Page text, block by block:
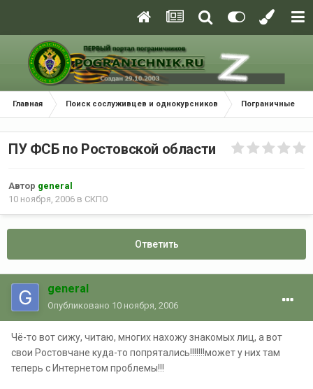
Главная Поиск сослуживцев и однокурсников Пограничные
ПУ ФСБ по Ростовской области
Автор general
10 ноября, 2006 в СКПО
Ответить
general
Опубликовано 10 ноября, 2006
Чё-то вот сижу, читаю, многих нахожу знакомых лиц, а вот
свои Ростовчане куда-то попрятались!!!!!!!может у них там
теперь с Интернетом проблемы!!!